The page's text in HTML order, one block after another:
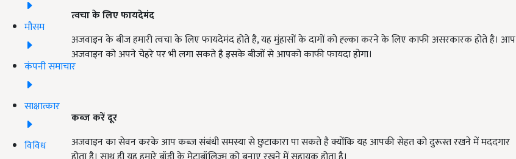
मौसम
कंपनी समाचार
साक्षात्कार
विविध
त्वचा के लिए फायदेमंद
अजवाइन के बीज हमारी त्वचा के लिए फायदेमंद होते है, यह मुंहासों के दागों को ह्ल्का करने के लिए काफी असरकारक होते है। आप
अजवाइन को अपने चेहरे पर भी लगा सकते है इसके बीजों से आपको काफी फायदा होगा।
कब्ज करें दूर
अजवाइन का सेवन करके आप कब्ज संबंधी समस्या से छुटाकारा पा सकते है क्योंकि यह आपकी सेहत को दुरूस्त रखने में मददगार